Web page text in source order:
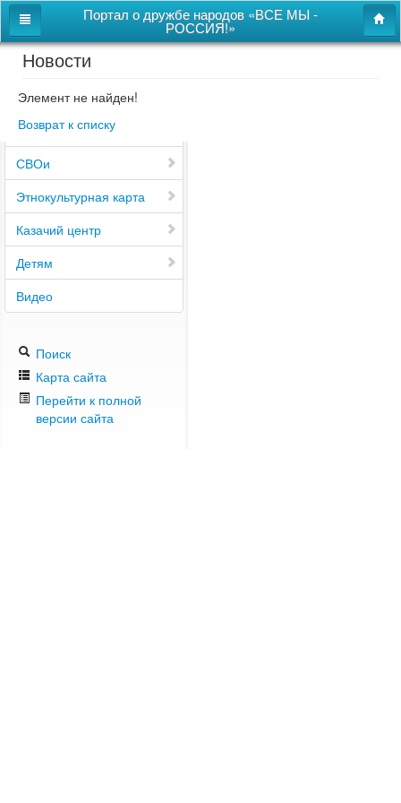
Портал о дружбе народов «ВСЕ МЫ -
РОССИЯ!»
Главная
Дом дружбы народов
Новости
СВОи
Этнокультурная карта
Казачий центр
Детям
Видео
Поиск
Карта сайта
Перейти к полной
версии сайта
Новости
Элемент не найден!
Возврат к списку